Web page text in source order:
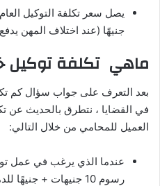
جنيهًا (عند اختلاف المهن يدفع 81 جنيهًا).
ماهي تكلفة توكيل
بعد التعرف على جواب سؤال كم
في القضايا ، نتطرق بالحديث
العميل للمحامي من خلال التالي:
عندما الذي يرغب في عمل
رسوم 10 جنيهات + جنيهًا للدمغات.